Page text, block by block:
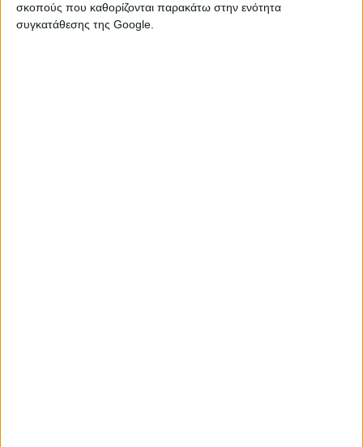
σκοπούς που καθορίζονται παρακάτω στην ενότητα
συγκατάθεσης της Google.
Από το διαγωνισμό εξαιρούνται οι βραβευθέντες με
Α΄ βραβείο, των Δελφικών αγώνων Ποίησης, κατά τα